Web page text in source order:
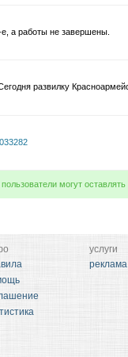
а работы не завершены.
развилку
могут
услуги
реклама